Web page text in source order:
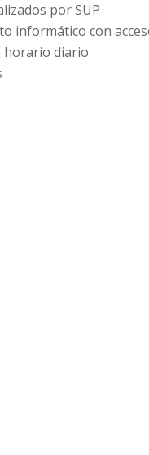
por SUP
informático con
horario diario